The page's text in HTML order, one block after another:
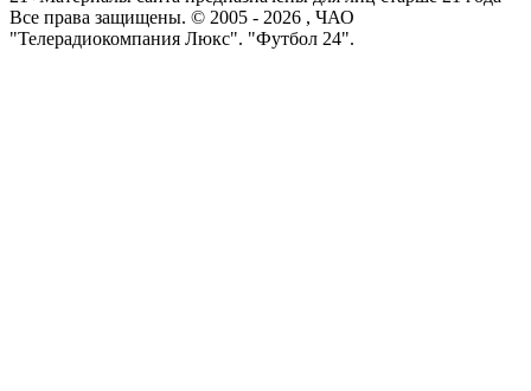
Все права защищены. © 2005 - 2026 , ЧАО
"Телерадиокомпания Люкс". "Футбол 24".